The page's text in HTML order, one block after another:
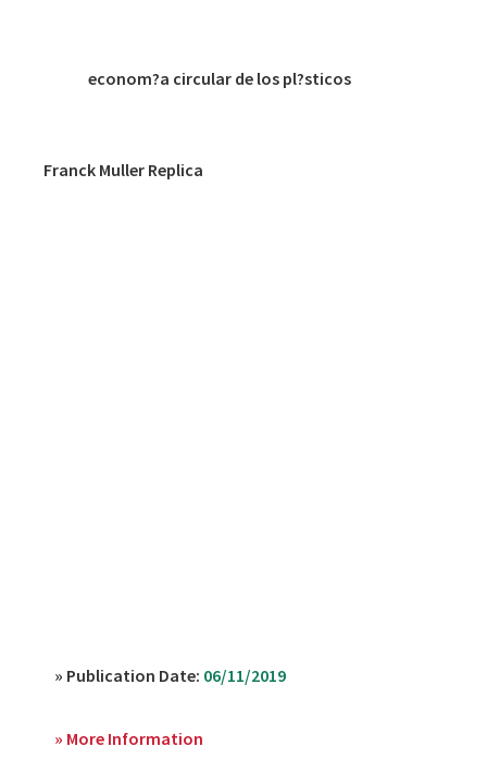
econom?a circular de los pl?sticos
Franck Muller Replica
» Publication Date: 06/11/2019
» More Information